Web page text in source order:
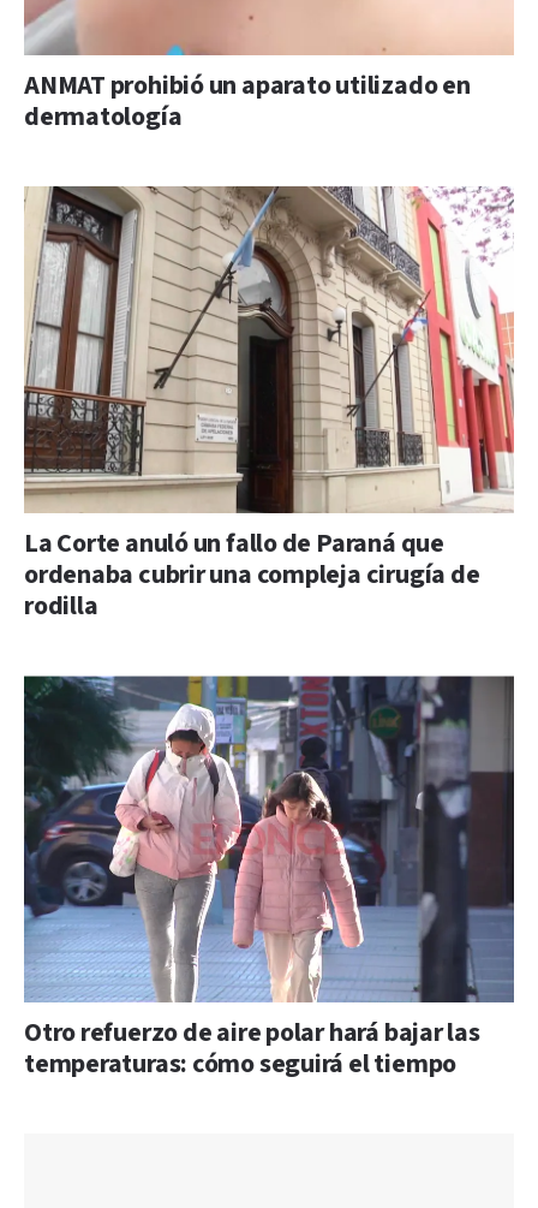
ANMAT prohibió un aparato utilizado en
dermatología
La Corte anuló un fallo de Paraná que
ordenaba cubrir una compleja cirugía de
rodilla
Otro refuerzo de aire polar hará bajar las
temperaturas: cómo seguirá el tiempo